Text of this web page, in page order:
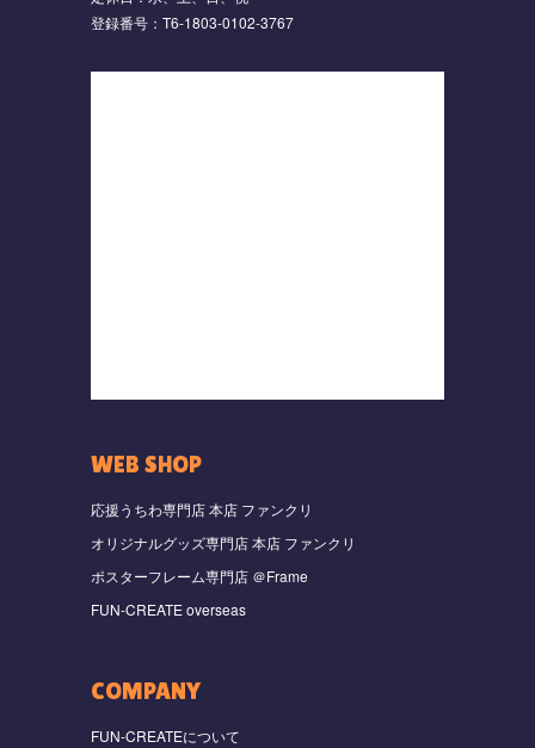
登録番号：T6-1803-0102-3767
WEB SHOP
応援うちわ専門店 本店 ファンクリ
オリジナルグッズ専門店 本店 ファンクリ
ポスターフレーム専門店 ＠Frame
FUN-CREATE overseas
COMPANY
FUN-CREATEについて